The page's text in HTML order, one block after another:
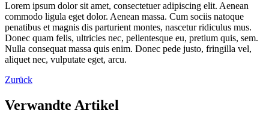
Lorem ipsum dolor sit amet, consectetuer adipiscing elit. Aenean
commodo ligula eget dolor. Aenean massa. Cum sociis natoque
penatibus et magnis dis parturient montes, nascetur ridiculus mus.
Donec quam felis, ultricies nec, pellentesque eu, pretium quis, sem.
Nulla consequat massa quis enim. Donec pede justo, fringilla vel,
aliquet nec, vulputate eget, arcu.
Zurück
Verwandte Artikel